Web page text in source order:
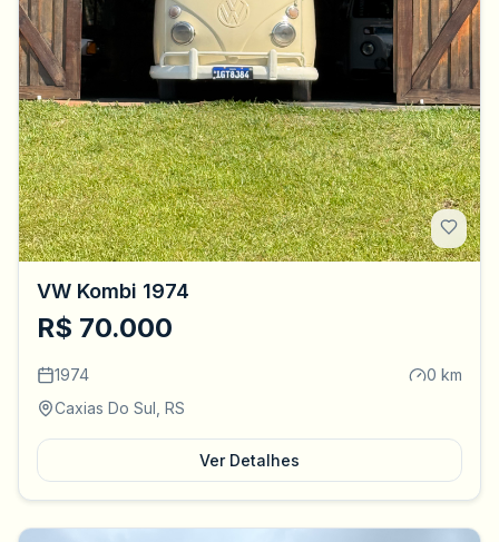
VW Kombi 1974
R$ 70.000
1974
0 km
Caxias Do Sul, RS
Ver Detalhes